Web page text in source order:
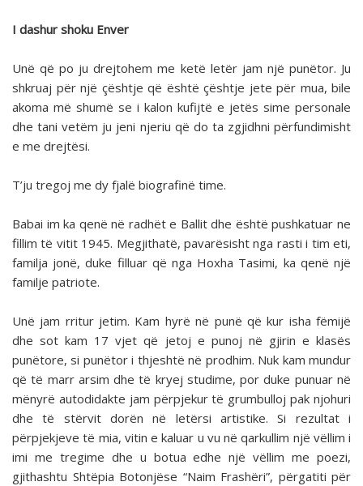
I dashur shoku Enver
Unë që po ju drejtohem me ketë letër jam një punëtor. Ju
shkruaj për një çështje që është çështje jete për mua, bile
akoma më shumë se i kalon kufijtë e jetës sime personale
dhe tani vetëm ju jeni njeriu që do ta zgjidhni përfundimisht
e me drejtësi.
T’ju tregoj me dy fjalë biografinë time.
Babai im ka qenë në radhët e Ballit dhe është pushkatuar ne
fillim të vitit 1945. Megjithatë, pavarësisht nga rasti i tim eti,
familja jonë, duke filluar që nga Hoxha Tasimi, ka qenë një
familje patriote.
Unë jam rritur jetim. Kam hyrë në punë që kur isha fëmijë
dhe sot kam 17 vjet që jetoj e punoj në gjirin e klasës
punëtore, si punëtor i thjeshtë në prodhim. Nuk kam mundur
që të marr arsim dhe të kryej studime, por duke punuar në
mënyrë autodidakte jam përpjekur të grumbulloj pak njohuri
dhe të stërvit dorën në letërsi artistike. Si rezultat i
përpjekjeve të mia, vitin e kaluar u vu në qarkullim një vëllim i
imi me tregime dhe u botua edhe një vëllim me poezi,
gjithashtu Shtëpia Botonjëse “Naim Frashëri”, përgatiti për